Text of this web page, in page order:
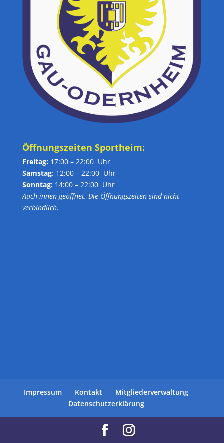
Öffnungszeiten Sportheim:
Freitag: 17:00 – 22:00 Uhr
Samstag: 12:00 – 22:00 Uhr
Sonntag: 14:00 – 22:00 Uhr
Auch innen geöffnet. Die Öffnungszeiten sind nicht
verbindlich.
Impressum Kontakt
Mitgliederverwaltung
Datenschutzerklärung